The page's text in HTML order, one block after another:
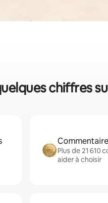
chiffres
Plus de 21 610
aider à choisir